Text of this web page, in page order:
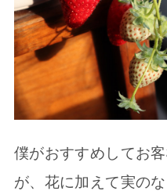
僕がおすすめしてお
が、花に加えて実の